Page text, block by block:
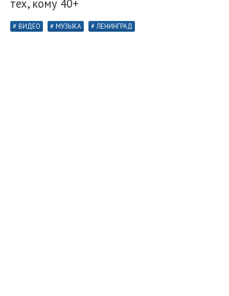
тех, кому 40+
ВИДЕО МУЗЫКА ЛЕНИНГРАД